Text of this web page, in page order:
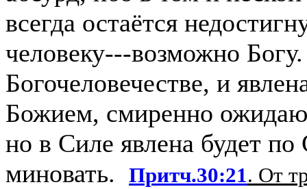
всегда остаётся
человеку---возможно
Богочеловечестве, и
Божием, смиренно
но в Силе явлена будет
миновать. Притч.30:21. От